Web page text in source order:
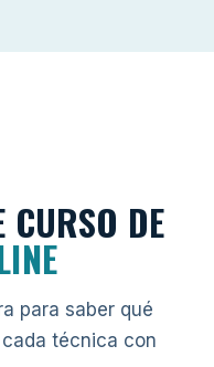
CURSO DE
para saber qué
técnica con